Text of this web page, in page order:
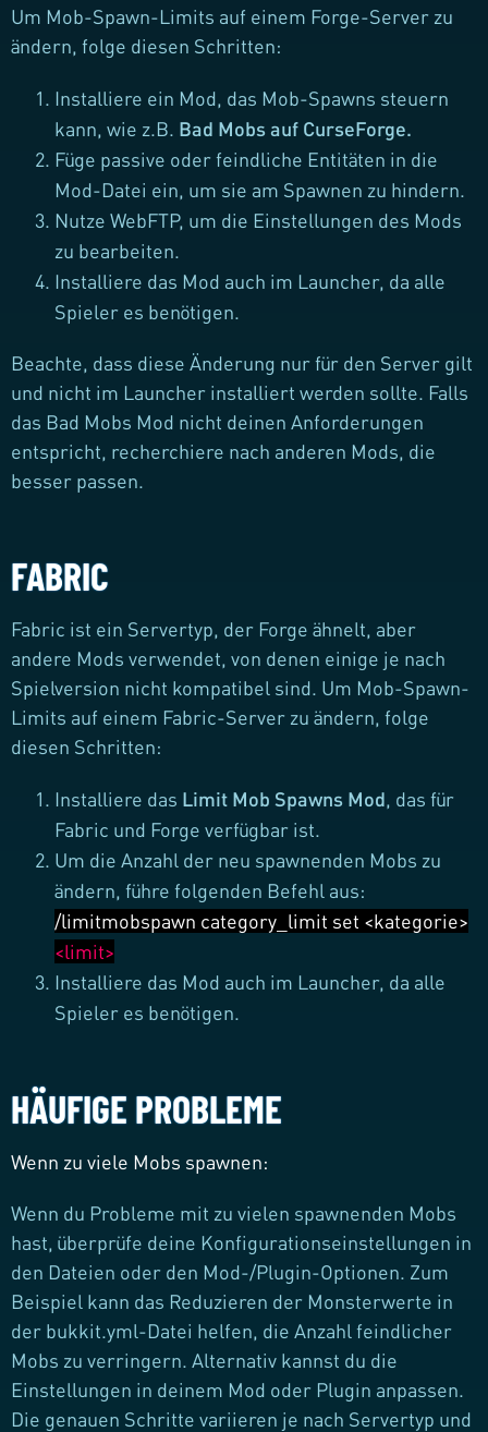
Um Mob-Spawn-Limits auf einem Forge-Server zu
ändern, folge diesen Schritten:
Installiere ein Mod, das Mob-Spawns steuern
kann, wie z.B. Bad Mobs auf CurseForge.
Füge passive oder feindliche Entitäten in die
Mod-Datei ein, um sie am Spawnen zu hindern.
Nutze WebFTP, um die Einstellungen des Mods
zu bearbeiten.
Installiere das Mod auch im Launcher, da alle
Spieler es benötigen.
Beachte, dass diese Änderung nur für den Server gilt
und nicht im Launcher installiert werden sollte. Falls
das Bad Mobs Mod nicht deinen Anforderungen
entspricht, recherchiere nach anderen Mods, die
besser passen.
FABRIC
Fabric ist ein Servertyp, der Forge ähnelt, aber
andere Mods verwendet, von denen einige je nach
Spielversion nicht kompatibel sind. Um Mob-Spawn-
Limits auf einem Fabric-Server zu ändern, folge
diesen Schritten:
Installiere das Limit Mob Spawns Mod, das für
Fabric und Forge verfügbar ist.
Um die Anzahl der neu spawnenden Mobs zu
ändern, führe folgenden Befehl aus:
/limitmobspawn category_limit set <kategorie>
<limit>
Installiere das Mod auch im Launcher, da alle
Spieler es benötigen.
HÄUFIGE PROBLEME
Wenn zu viele Mobs spawnen:
Wenn du Probleme mit zu vielen spawnenden Mobs
hast, überprüfe deine Konfigurationseinstellungen in
den Dateien oder den Mod-/Plugin-Optionen. Zum
Beispiel kann das Reduzieren der Monsterwerte in
der bukkit.yml-Datei helfen, die Anzahl feindlicher
Mobs zu verringern. Alternativ kannst du die
Einstellungen in deinem Mod oder Plugin anpassen.
Die genauen Schritte variieren je nach Servertyp und